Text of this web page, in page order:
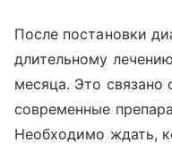
После постановки
длительному
месяца. Это связано
современные
Необходимо ждать,